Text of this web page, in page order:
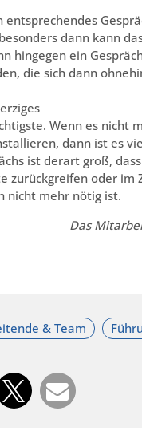
dann kann
hingegen ein
die sich dann
Wenn es nicht
dann ist es
ist derart groß,
zurückgreifen oder
nicht mehr nötig ist.
Das